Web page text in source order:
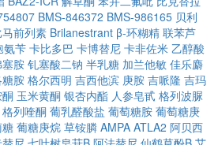
BMS-846372 BMS-986165 贝利
马前列素 Brilanestrant β-环糊精 联苯芦
氨苄 卡比多巴 卡博替尼 卡非佐米 乙醇酸
胺 钆塞酸二钠 半乳糖 加兰他敏 佳乐麝
胺 格尔西明 吉西他滨 庚胺 吉哌隆 吉玛
玉米黄酮 银杏内酯 人参皂甙 格列波脲
格列喹酮 葡乳醛酸盐 葡萄糖胺 葡萄糖庚
葡糖庚烷 草铵膦 AMPA ATLA2 阿贝西